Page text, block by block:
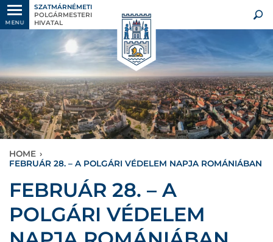
MENU
SZATMÁRNÉMETI
POLGÁRMESTERI
HIVATAL
HOME ›
FEBRUÁR 28. – A POLGÁRI VÉDELEM NAPJA ROMÁNIÁBAN
FEBRUÁR 28. – A
POLGÁRI VÉDELEM